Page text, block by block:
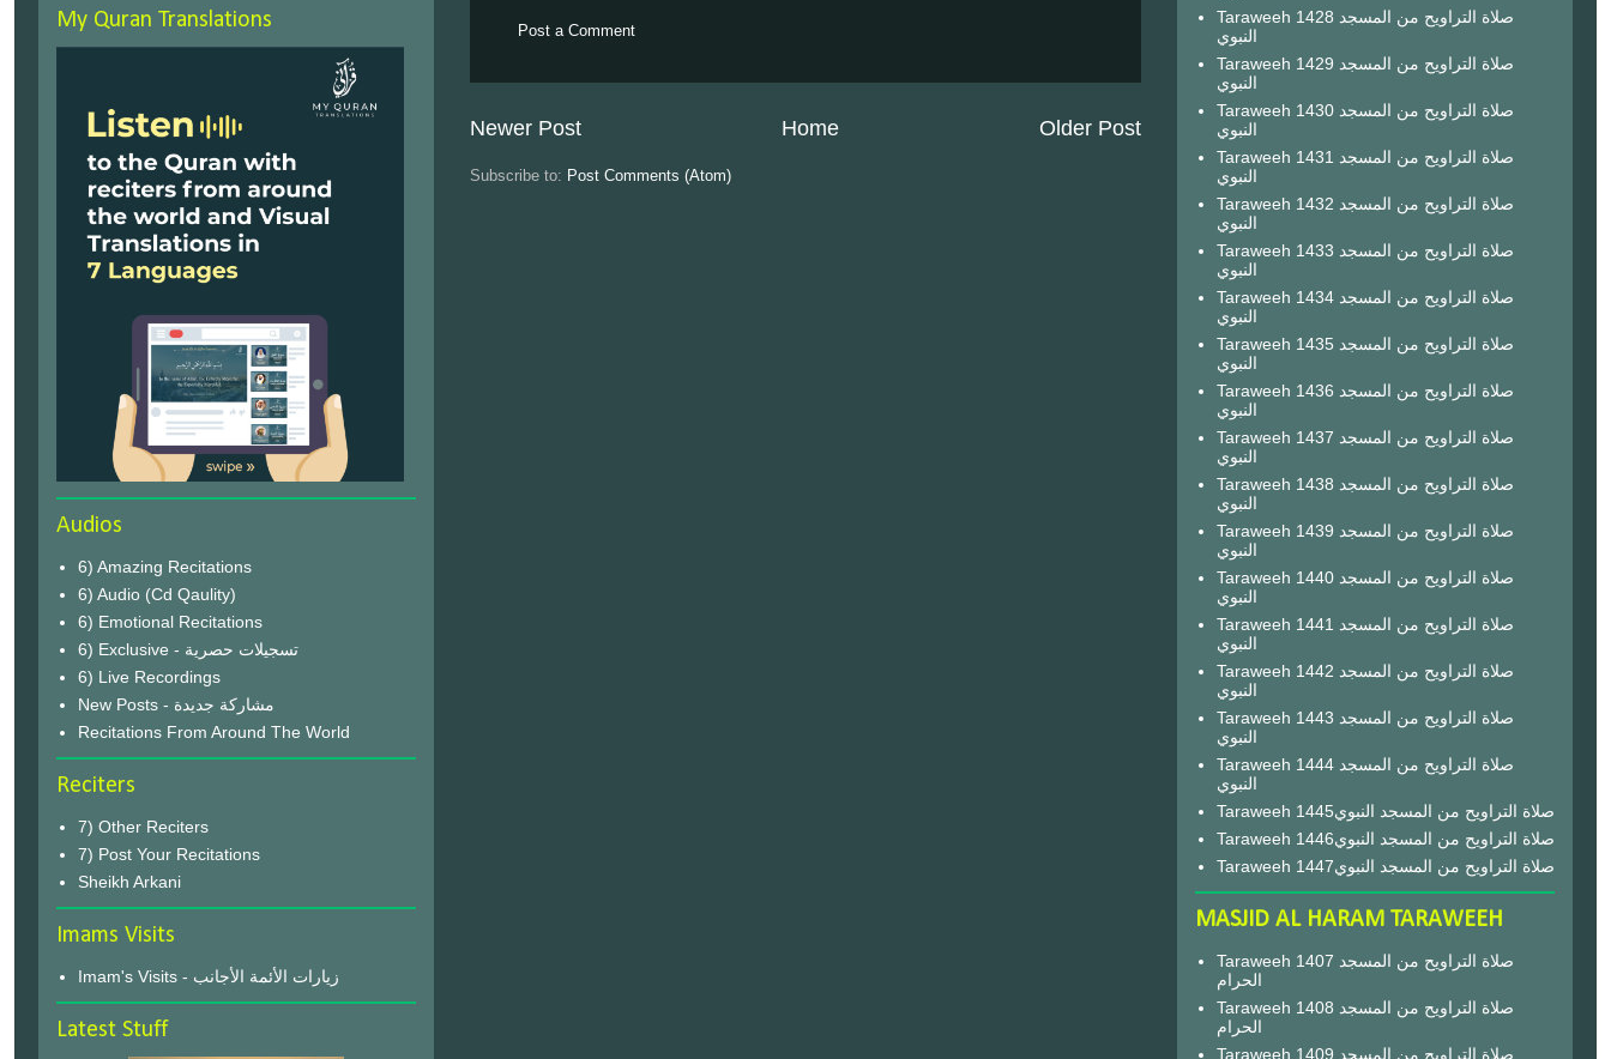
Post a Comment
Newer Post Older Post
Home
Subscribe to: Post Comments (Atom)
My Quran Translations
Audios
6) Amazing Recitations
6) Audio (Cd Qaulity)
6) Emotional Recitations
6) Exclusive - تسجيلات حصرية
6) Live Recordings
New Posts - مشاركة جديدة
Recitations From Around The World
Reciters
7) Other Reciters
7) Post Your Recitations
Sheikh Arkani
Imams Visits
Imam's Visits - زيارات الأئمة الأجانب
Latest Stuff
Taraweeh 1428 صلاة التراويح من المسجد
النبوي
Taraweeh 1429 صلاة التراويح من المسجد
النبوي
Taraweeh 1430 صلاة التراويح من المسجد
النبوي
Taraweeh 1431 صلاة التراويح من المسجد
النبوي
Taraweeh 1432 صلاة التراويح من المسجد
النبوي
Taraweeh 1433 صلاة التراويح من المسجد
النبوي
Taraweeh 1434 صلاة التراويح من المسجد
النبوي
Taraweeh 1435 صلاة التراويح من المسجد
النبوي
Taraweeh 1436 صلاة التراويح من المسجد
النبوي
Taraweeh 1437 صلاة التراويح من المسجد
النبوي
Taraweeh 1438 صلاة التراويح من المسجد
النبوي
Taraweeh 1439 صلاة التراويح من المسجد
النبوي
Taraweeh 1440 صلاة التراويح من المسجد
النبوي
Taraweeh 1441 صلاة التراويح من المسجد
النبوي
Taraweeh 1442 صلاة التراويح من المسجد
النبوي
Taraweeh 1443 صلاة التراويح من المسجد
النبوي
Taraweeh 1444 صلاة التراويح من المسجد
النبوي
Taraweeh 1445صلاة التراويح من المسجد النبوي
Taraweeh 1446صلاة التراويح من المسجد النبوي
Taraweeh 1447صلاة التراويح من المسجد النبوي
MASJID AL HARAM TARAWEEH
Taraweeh 1407 صلاة التراويح من المسجد
الحرام
Taraweeh 1408 صلاة التراويح من المسجد
الحرام
Taraweeh 1409 صلاة التراويح من المسجد